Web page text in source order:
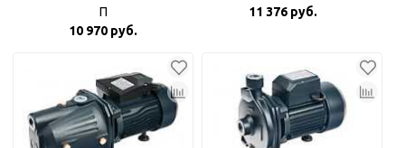
П
10 970 руб.
11 376 руб.